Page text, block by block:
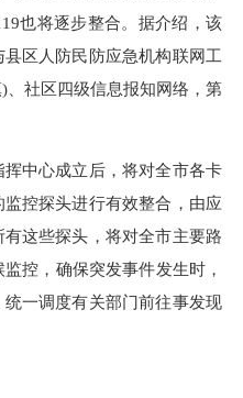
也将逐步整合。据介绍，该
区人防民防应急机构联网工
社区四级信息报知网络，第
中心成立后，将对全市各卡
控探头进行有效整合，由应
这些探头，将对全市主要路
控，确保突发事件发生时，
一调度有关部门前往事发现